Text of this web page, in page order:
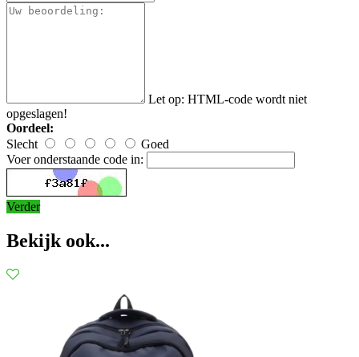
Let op: HTML-code wordt niet
opgeslagen!
Oordeel:
Slecht
Goed
Voer onderstaande code in:
Verder
Bekijk ook...